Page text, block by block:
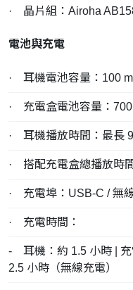
· 晶片組：Airoha
電池與充電
· 耳機電池容量：100
· 充電盒電池容量：
· 耳機播放時間：最長
· 搭配充電盒總播放時
· 充電埠：USB-C / 無
· 充電時間：
- 耳機：約 1.5 小時 | 充
2.5 小時（無線充電）